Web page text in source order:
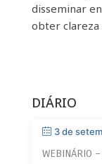
disseminar
obter clareza
DIÁRIO
3 de
WEBINÁRIO